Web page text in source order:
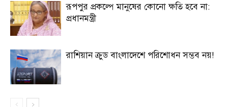
রূপপুর প্রকল্পে মানুষের কোনো ক্ষতি হবে না:
প্রধানমন্ত্রী
রাশিয়ান ক্রুড বাংলাদেশে পরিশোধন সম্ভব নয়!